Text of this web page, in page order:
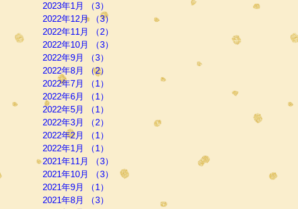
2023年1月
（3）
2022年12月
（3）
2022年11月
（2）
2022年10月
（3）
2022年9月
（3）
2022年8月
（2）
2022年7月
（1）
2022年6月
（1）
2022年5月
（1）
2022年3月
（2）
2022年2月
（1）
2022年1月
（1）
2021年11月
（3）
2021年10月
（3）
3件の記事
2021年9月
（1）
2021年8月
（3）